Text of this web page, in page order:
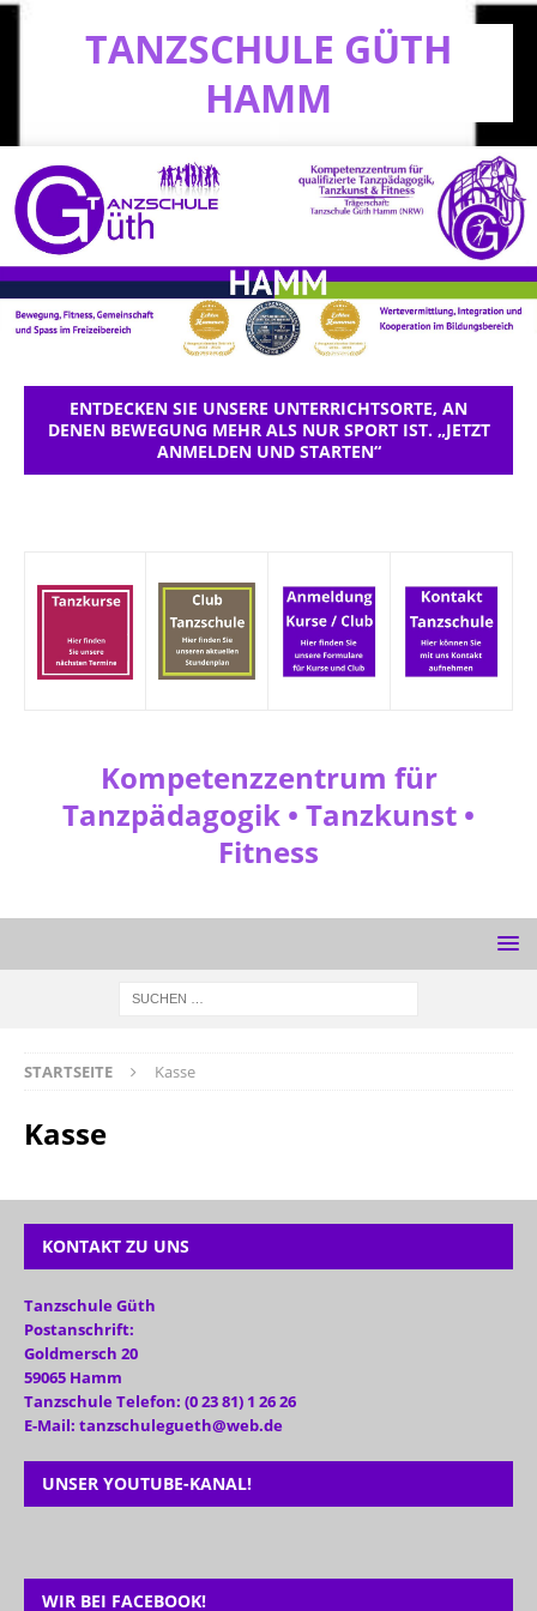
TANZSCHULE GÜTH
HAMM
ENTDECKEN SIE UNSERE UNTERRICHTSORTE, AN
DENEN BEWEGUNG MEHR ALS NUR SPORT IST. „JETZT
ANMELDEN UND STARTEN“
Kompetenzzentrum für
Tanzpädagogik • Tanzkunst •
Fitness
STARTSEITE Kasse
Kasse
KONTAKT ZU UNS
Tanzschule Güth
Postanschrift:
Goldmersch 20
59065 Hamm
Tanzschule Telefon: (0 23 81) 1 26 26
E-Mail: tanzschulegueth@web.de
UNSER YOUTUBE-KANAL!
WIR BEI FACEBOOK!